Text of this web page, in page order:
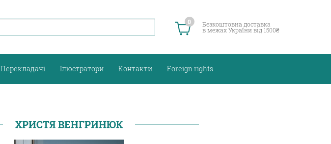
0 Безкоштовна доставка
в межах України від 1500₴
Перекладачі Ілюстратори Контакти Foreign rights
ХРИСТЯ ВЕНГРИНЮК